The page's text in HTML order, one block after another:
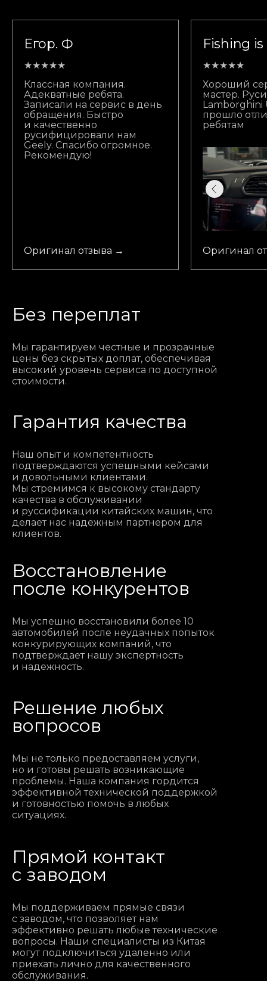
Егор. Ф
Классная компания.
Адекватные ребята.
Записали на сервис в день
обращения. Быстро
и качественно
русифицировали нам
Geely. Спасибо огромное.
Рекомендую!
Оригинал отзыва →
Fishing
Хороший
мастер.
Lamborghini
прошло
ребятам
Оригинал
★★★★★ ★★★★★
Без переплат
Мы гарантируем честные и прозрачные
цены без скрытых доплат, обеспечивая
высокий уровень сервиса по доступной
стоимости.
Гарантия качества
Наш опыт и компетентность
подтверждаются успешными кейсами
и довольными клиентами.
Мы стремимся к высокому стандарту
качества в обслуживании
и руссификации китайских машин, что
делает нас надежным партнером для
клиентов.
Восстановление
после конкурентов
Мы успешно восстановили более 10
автомобилей после неудачных попыток
конкурирующих компаний, что
подтверждает нашу экспертность
и надежность.
Решение любых
вопросов
Мы не только предоставляем услуги,
но и готовы решать возникающие
проблемы. Наша компания гордится
эффективной технической поддержкой
и готовностью помочь в любых
ситуациях.
Прямой контакт
с заводом
Мы поддерживаем прямые связи
с заводом, что позволяет нам
эффективно решать любые технические
вопросы. Наши специалисты из Китая
могут подключиться удаленно или
приехать лично для качественного
обслуживания.